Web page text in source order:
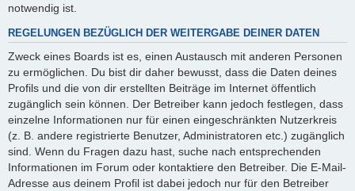
notwendig ist.
REGELUNGEN BEZÜGLICH DER WEITERGABE DEINER DATEN
Zweck eines Boards ist es, einen Austausch mit anderen Personen
zu ermöglichen. Du bist dir daher bewusst, dass die Daten deines
Profils und die von dir erstellten Beiträge im Internet öffentlich
zugänglich sein können. Der Betreiber kann jedoch festlegen, dass
einzelne Informationen nur für einen eingeschränkten Nutzerkreis
(z. B. andere registrierte Benutzer, Administratoren etc.) zugänglich
sind. Wenn du Fragen dazu hast, suche nach entsprechenden
Informationen im Forum oder kontaktiere den Betreiber. Die E-Mail-
Adresse aus deinem Profil ist dabei jedoch nur für den Betreiber